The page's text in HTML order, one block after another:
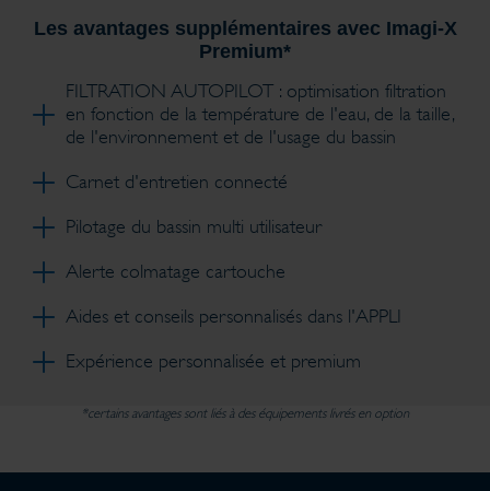
Les avantages supplémentaires avec Imagi-X
Premium*
FILTRATION AUTOPILOT : optimisation filtration
en fonction de la température de l'eau, de la taille,
de l'environnement et de l'usage du bassin
Carnet d'entretien connecté
Pilotage du bassin multi utilisateur
Alerte colmatage cartouche
Aides et conseils personnalisés dans l'APPLI
Expérience personnalisée et premium
*certains avantages sont liés à des équipements livrés en option